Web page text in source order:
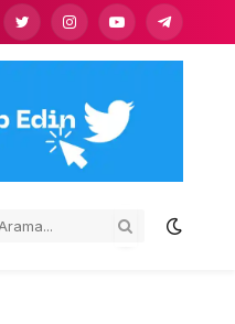
TwitterInstagramYouTubeTelegram